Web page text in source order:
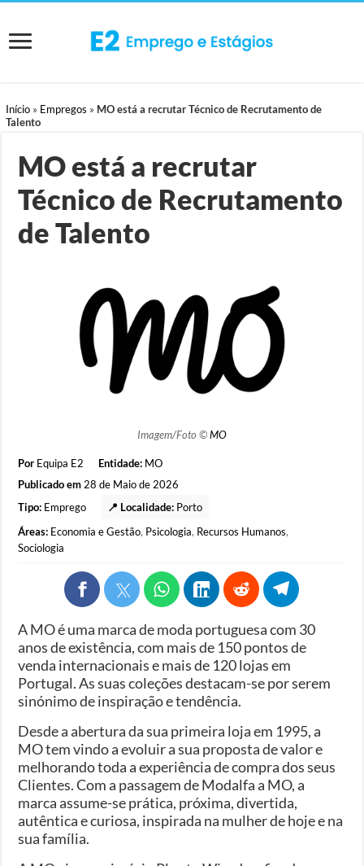
Início » Empregos » MO está a recrutar Técnico de Recrutamento de
Talento
MO está a recrutar
Técnico de Recrutamento
de Talento
Imagem/Foto ©MO
Por Equipa E2 Entidade: MO
Publicado em 28 de Maio de 2026
Tipo: Emprego 📍 Localidade: Porto
Áreas: Economia e Gestão, Psicologia, Recursos Humanos,
Sociologia
A MO é uma marca de moda portuguesa com 30
anos de existência, com mais de 150 pontos de
venda internacionais e mais de 120 lojas em
Portugal. As suas coleções destacam-se por serem
sinónimo de inspiração e tendência.
Desde a abertura da sua primeira loja em 1995, a
MO tem vindo a evoluir a sua proposta de valor e
melhorando toda a experiência de compra dos seus
Clientes. Com a passagem de Modalfa a MO, a
marca assume-se prática, próxima, divertida,
autêntica e curiosa, inspirada na mulher de hoje e na
sua família.